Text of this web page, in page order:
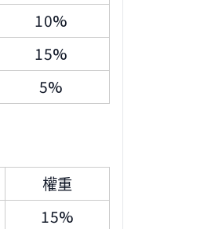
10%
15%
5%
權重
15%